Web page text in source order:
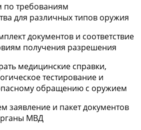
по требованиям
для различных типов оружия
документов и соответствие
получения разрешения
медицинские справки,
тестирование и
обращению с оружием
заявление и пакет документов
МВД